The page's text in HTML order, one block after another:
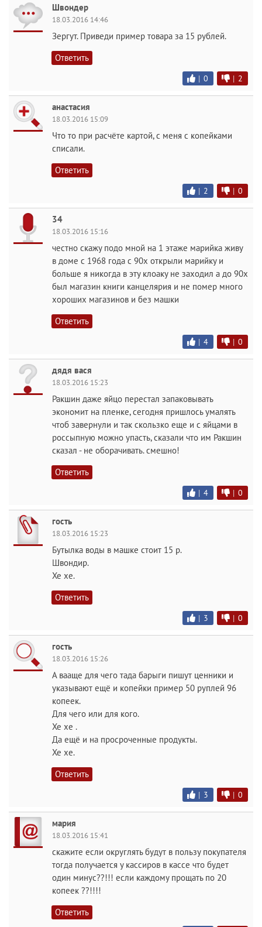
Швондер
18.03.2016 14:46
Зергут. Приведи пример товара за 15 рублей.
Ответить
| 0 | 2
анастасия
18.03.2016 15:09
Что то при расчёте картой, с меня с копейками
списали.
Ответить
| 2 | 0
34
18.03.2016 15:16
честно скажу подо мной на 1 этаже марийка живу
в доме с 1968 года с 90х открыли марийку и
больше я никогда в эту клоаку не заходил а до 90х
был магазин книги канцелярия и не помер много
хороших магазинов и без машки
Ответить
| 4 | 0
дядя вася
18.03.2016 15:23
Ракшин даже яйцо перестал запаковывать
экономит на пленке, сегодня пришлось умалять
чтоб завернули и так скользко еще и с яйцами в
россыпную можно упасть, сказали что им Ракшин
сказал - не оборачивать. смешно!
Ответить
| 4 | 0
гость
18.03.2016 15:23
Бутылка воды в машке стоит 15 р.
Швондир.
Хе хе.
Ответить
| 3 | 0
гость
18.03.2016 15:26
А вааще для чего тада барыги пишут ценники и
указывают ещё и копейки пример 50 руплей 96
копеек.
Для чего или для кого.
Хе хе .
Да ещё и на просроченные продукты.
Хе хе.
Ответить
| 3 | 0
мария
18.03.2016 15:41
скажите если округлять будут в пользу покупателя
тогда получается у кассиров в кассе что будет
один минус??!!! если каждому прощать по 20
копеек ??!!!!
Ответить